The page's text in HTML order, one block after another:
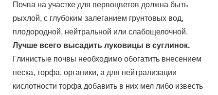
Почва на участке для первоцветов должна быть
рыхлой, с глубоким залеганием грунтовых вод,
плодородной, нейтральной или слабощелочной.
Лучше всего высадить луковицы в суглинок.
Глинистые почвы необходимо обогатить внесением
песка, торфа, органики, а для нейтрализации
кислотности торфа добавить в них мел либо известь